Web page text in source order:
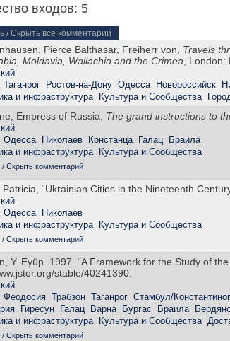
входов: 5
/ Скрыть все комментарии
Pierce Balthasar, Freiherr von, Travels
Moldavia, Wallachia and the Crimea, London:
Таганрог Ростов-на-Дону Одесса Новороссийск
и инфраструктура
Культура и Сообщества
Empress of Russia, The grand instructions to
Одесса Николаев Констанца Галац
Браила
и инфраструктура
Культура и Сообщества
/ Скрыть комментарий
Patricia, “Ukrainian Cities in the Nineteenth
Одесса
Николаев
и инфраструктура
Культура и Сообщества
/ Скрыть комментарий
Y. Eyüp. 1997. “A Framework for the Study of
stable/40241390.
Феодосия Трабзон Таганрог Стамбул/
Гиресун Галац Варна Бургас Браила
и инфраструктура
Культура и Сообщества
/ Скрыть комментарий